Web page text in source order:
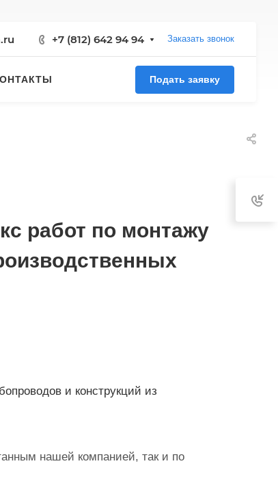
+7 (812) 642 94 94 Заказать звонок
Подать заявку
работ по монтажу
и конструкций из
нашей компанией, так и по